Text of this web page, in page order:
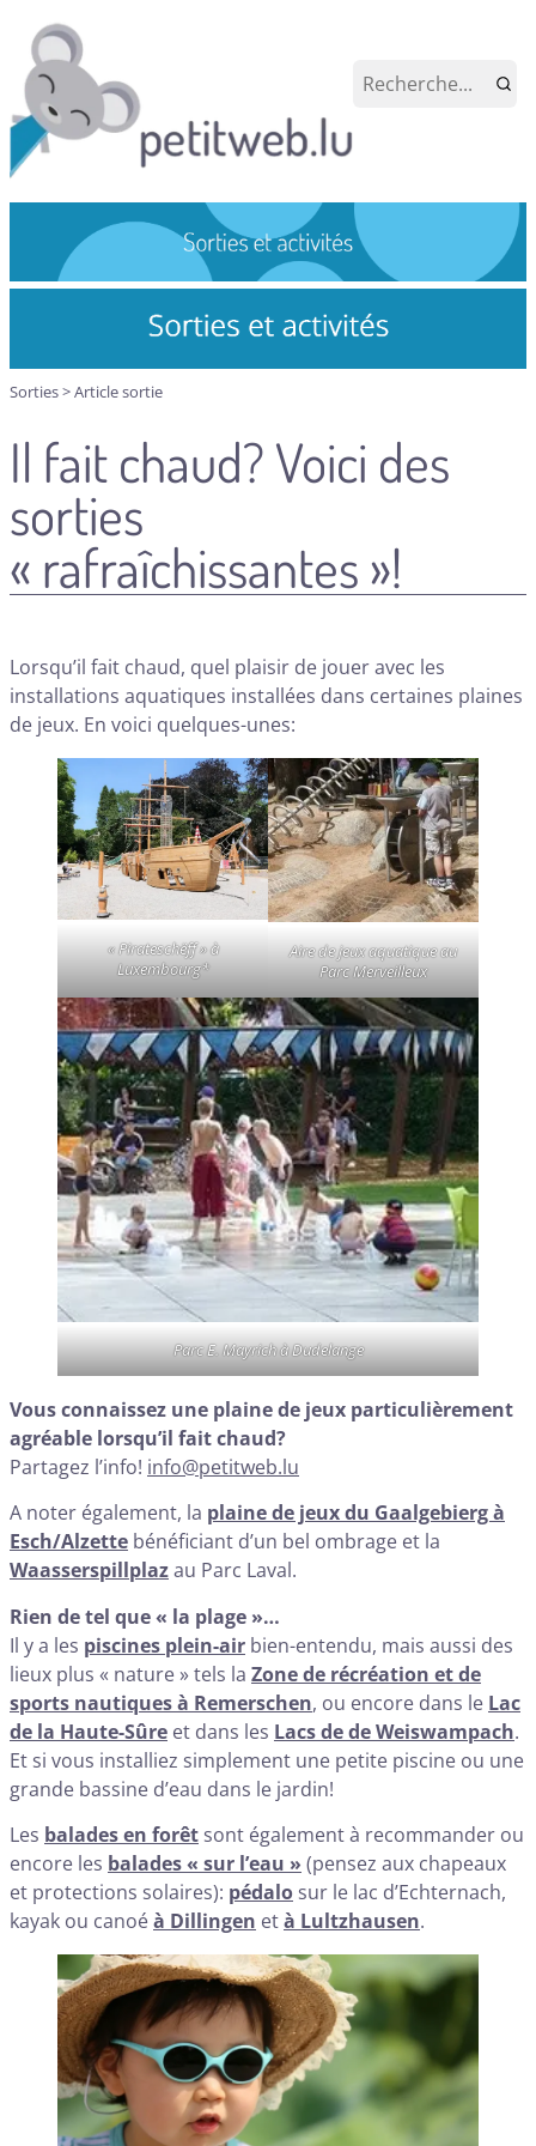
Sorties>Article sortie
Il fait chaud? Voici des
sorties
« rafraîchissantes »!
Lorsqu’il fait chaud, quel plaisir de jouer avec les
installations aquatiques installées dans certaines plaines
de jeux. En voici quelques-unes:
« Pirateschëff » à
Luxembourg*
Aire de jeux aquatique au
Parc Merveilleux
Parc E. Mayrich à Dudelange
Vous connaissez une plaine de jeux particulièrement
agréable lorsqu’il fait chaud?
Partagez l’info! info@petitweb.lu
A noter également, la plaine de jeux du Gaalgebierg à
Esch/Alzette bénéficiant d’un bel ombrage et la
Waasserspillplazau Parc Laval.
Rien de tel que « la plage »…
Il y a les piscines plein-air bien-entendu, mais aussi des
lieux plus « nature » tels la Zone de récréation et de
sports nautiques à Remerschen, ou encore dans le Lac
de la Haute-Sûre et dans les Lacs de de Weiswampach.
Et si vous installiez simplement une petite piscine ou une
grande bassine d’eau dans le jardin!
Les balades en forêt sont également à recommander ou
encore les balades « sur l’eau » (pensez aux chapeaux
et protections solaires): pédalo sur le lac d’Echternach,
kayak ou canoéà Dillingen età Lultzhausen.